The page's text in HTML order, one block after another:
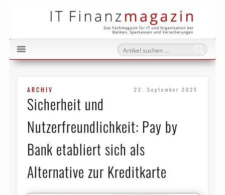
ARCHIV 22. September 2025
Sicherheit und
Nutzerfreundlichkeit: Pay by
Bank etabliert sich als
Alternative zur Kreditkarte